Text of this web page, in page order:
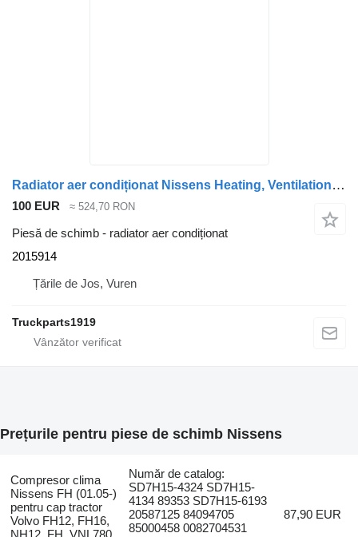
Radiator aer condiționat Nissens Heating, Ventilation & AC Airco condensor DAF 2015914 pentru camion
100 EUR ≈ 524,70 RON
Piesă de schimb - radiator aer condiționat
2015914
Țările de Jos, Vuren
Truckparts1919
Prețurile pentru piese de schimb Nissens
Compresor clima
Nissens FH (01.05-)
pentru cap tractor
Volvo FH12, FH16,
NH12, FH, VNL780
Număr de catalog:
SD7H15-4324 SD7H15-
4134 89353 SD7H15-6193
20587125 84094705
85000458 0082704531
87,90 EUR